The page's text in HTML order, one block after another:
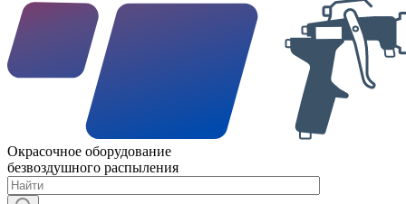
Окрасочное оборудование
безвоздушного распыления